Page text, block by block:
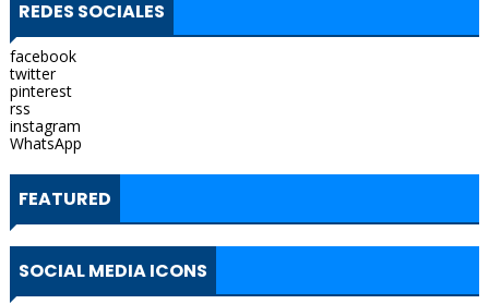
REDES SOCIALES
facebook
twitter
pinterest
rss
instagram
WhatsApp
FEATURED
SOCIAL MEDIA ICONS